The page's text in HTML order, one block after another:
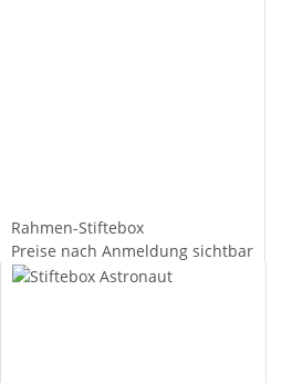
Rahmen-Stiftebox
Preise nach Anmeldung sichtbar